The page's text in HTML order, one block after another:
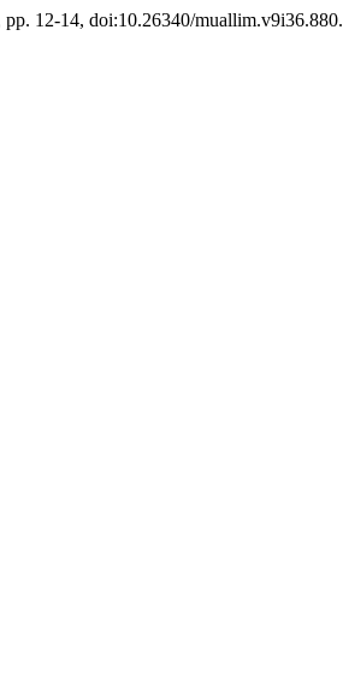
12-14, doi:10.26340/muallim.v9i36.880.